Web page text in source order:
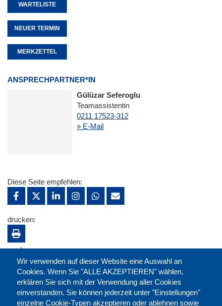
WARTELISTE
NEUER TERMIN
MERKZETTEL
ANSPRECHPARTNER*IN
Gülüzar Seferoglu
Teamassistentin
0211 17523-312
» E-Mail
Wir verwenden auf dieser Website eine Auswahl an
Cookies. Wenn Sie "ALLE AKZEPTIEREN" wählen,
erklären Sie sich mit der Verwendung aller Cookies
einverstanden. Sie können jederzeit unter "Einstellungen"
einzelne Cookie-Typen akzeptieren oder ablehnen sowie
Diese Seite empfehlen:
drucken:
merken: